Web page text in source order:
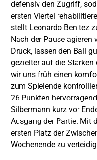
defensiv den Zugriff,
ersten Viertel
stellt Leonardo Benitez
Nach der Pause agieren
Druck, lassen den Ball
gezielter auf die Stärken
wir uns früh einen
zum Spielende
26 Punkten
Silbermann kurz vor
Ausgang der Partie. Mit
ersten Platz der
Wochenende zu